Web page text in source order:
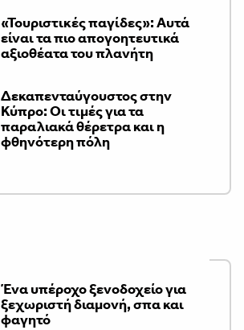
«Τουριστικές παγίδες»: Αυτά
είναι τα πιο απογοητευτικά
αξιοθέατα του πλανήτη
Δεκαπενταύγουστος στην
Κύπρο: Οι τιμές για τα
παραλιακά θέρετρα και η
φθηνότερη πόλη
Ένα υπέροχο ξενοδοχείο για
ξεχωριστή διαμονή, σπα και
φαγητό